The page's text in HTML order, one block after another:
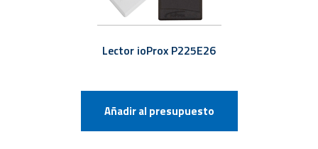
Lector ioProx P225E26
Añadir al presupuesto